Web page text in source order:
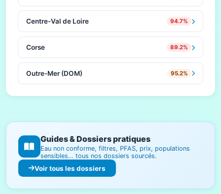
Centre-Val de Loire 94.7%
Corse 89.2%
Outre-Mer (DOM) 95.2%
Guides & Dossiers pratiques
Eau non conforme, filtres, PFAS, prix, populations
sensibles… tous nos dossiers sourcés.
Voir tous les dossiers